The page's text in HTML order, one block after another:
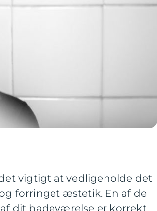
vigtigt at vedligeholde det
forringet æstetik. En af de
dit badeværelse er korrekt